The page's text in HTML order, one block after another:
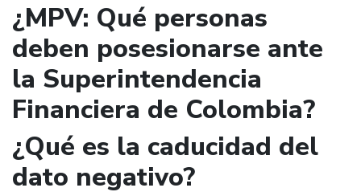
¿MPV: Qué personas
deben posesionarse ante
la Superintendencia
Financiera de Colombia?
¿Qué es la caducidad del
dato negativo?